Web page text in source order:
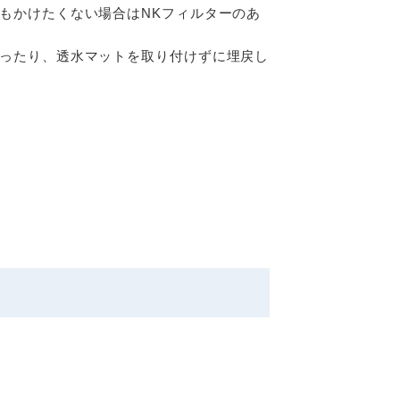
かけたくない場合はNKフィルターのあ
たり、透水マットを取り付けずに埋戻し